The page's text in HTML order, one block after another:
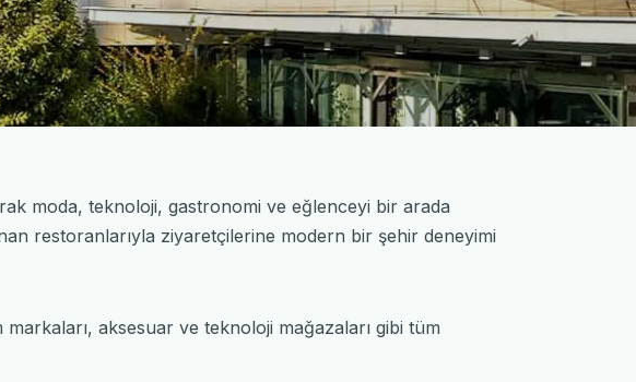
moda, teknoloji, gastronomi ve eğlenceyi bir arada
restoranlarıyla ziyaretçilerine modern bir şehir deneyimi
markaları, aksesuar ve teknoloji mağazaları gibi tüm